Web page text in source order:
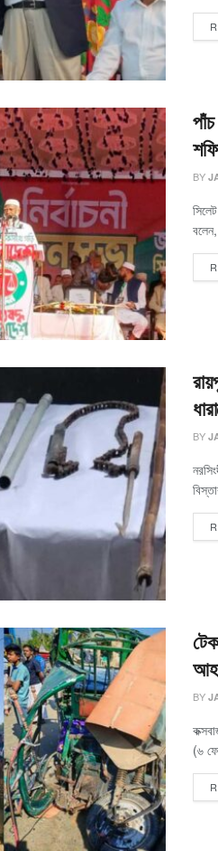
BY
BY
BY
(৬